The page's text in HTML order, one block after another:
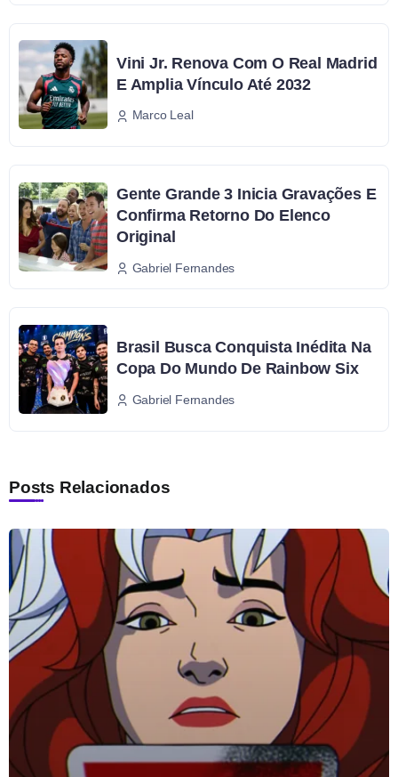
Vini Jr. Renova Com O Real Madrid
E Amplia Vínculo Até 2032
Marco Leal
Gente Grande 3 Inicia Gravações E
Confirma Retorno Do Elenco
Original
Gabriel Fernandes
Brasil Busca Conquista Inédita Na
Copa Do Mundo De Rainbow Six
Gabriel Fernandes
Posts Relacionados